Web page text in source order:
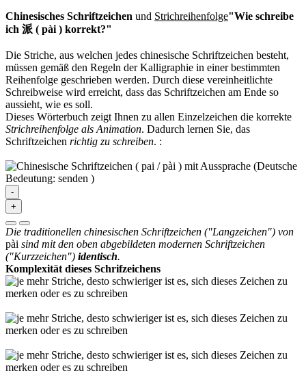
Chinesisches Schriftzeichen und Strichreihenfolge"Wie schreibe
ich 派 ( pài ) korrekt?"
Die Striche, aus welchen jedes chinesische Schriftzeichen besteht,
müssen gemäß den Regeln der Kalligraphie in einer bestimmten
Reihenfolge geschrieben werden. Durch diese vereinheitlichte
Schreibweise wird erreicht, dass das Schriftzeichen am Ende so
aussieht, wie es soll.
Dieses Wörterbuch zeigt Ihnen zu allen Einzelzeichen die korrekte
Strichreihenfolge als Animation. Dadurch lernen Sie, das
Schriftzeichen richtig zu schreiben. :
-
+
Die traditionellen chinesischen Schriftzeichen ("Langzeichen") von
pài sind mit den oben abgebildeten modernen Schriftzeichen
("Kurzzeichen") identisch.
Komplexität dieses Schrifzeichens